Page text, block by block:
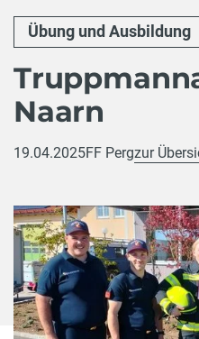
Übung und Ausbildung
Naarn
19.04.2025FF Pergzur